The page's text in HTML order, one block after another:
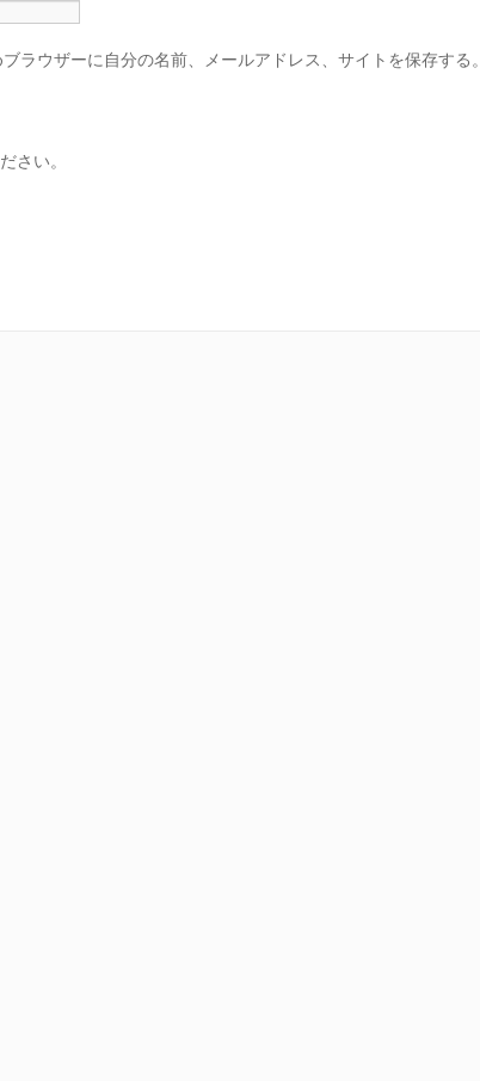
ラウザーに自分の名前、メールアドレス、サイトを保存する。
さい。